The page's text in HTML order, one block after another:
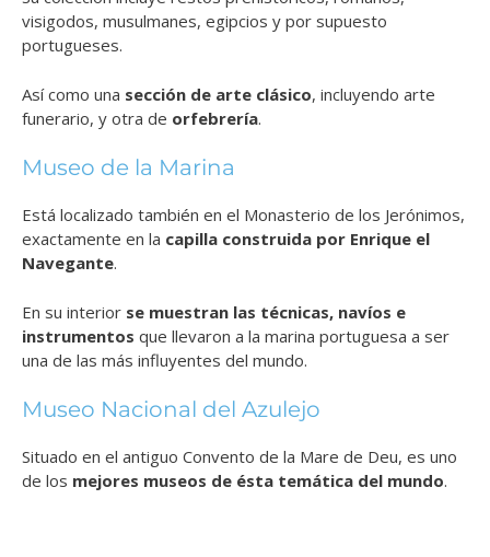
visigodos, musulmanes, egipcios y por supuesto
portugueses.
Así como una sección de arte clásico, incluyendo arte
funerario, y otra de orfebrería.
Museo de la Marina
Está localizado también en el Monasterio de los Jerónimos,
exactamente en la capilla construida por Enrique el
Navegante.
En su interior se muestran las técnicas, navíos e
instrumentos que llevaron a la marina portuguesa a ser
una de las más influyentes del mundo.
Museo Nacional del Azulejo
Situado en el antiguo Convento de la Mare de Deu, es uno
de los mejores museos de ésta temática del mundo.